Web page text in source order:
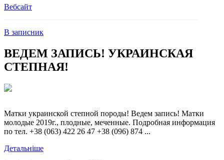
Вебсайт
В записник
ВЕДЕМ ЗАПИСЬ! УКРАИНСКАЯ
СТЕПНАЯ!
Матки украинской степной породы! Ведем запись! Матки
молодые 2019г., плодные, меченные. Подробная информация
по тел. +38 (063) 422 26 47 +38 (096) 874 ...
Детальніше